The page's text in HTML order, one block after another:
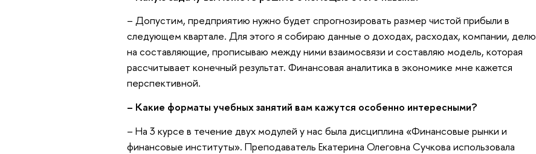
– Допустим, предприятию нужно будет спрогнозировать размер чистой прибыли в
следующем квартале. Для этого я собираю данные о доходах, расходах, компании, делю
на составляющие, прописываю между ними взаимосвязи и составляю модель, которая
рассчитывает конечный результат. Финансовая аналитика в экономике мне кажется
перспективной.
– Какие форматы учебных занятий вам кажутся особенно интересными?
– На 3 курсе в течение двух модулей у нас была дисциплина «Финансовые рынки и
финансовые институты». Преподаватель Екатерина Олеговна Сучкова использовала